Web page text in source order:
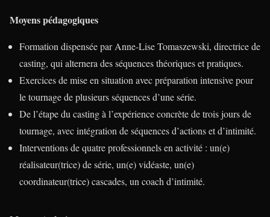
Moyens pédagogiques
Formation dispensée par Anne-Lise Tomaszewski, directrice de
casting, qui alternera des séquences théoriques et pratiques.
Exercices de mise en situation avec préparation intensive pour
le tournage de plusieurs séquences d’une série.
De l’étape du casting à l’expérience concrète de trois jours de
tournage, avec intégration de séquences d’actions et d’intimité.
Interventions de quatre professionnels en activité : un(e)
réalisateur(trice) de série, un(e) vidéaste, un(e)
coordinateur(trice) cascades, un coach d’intimité.